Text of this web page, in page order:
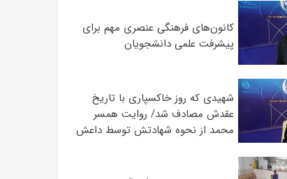
کانون‌های فرهنگی عنصری مهم برای
پیشرفت علمی دانشجویان
شهیدی که روز خاکسپاری با تاریخ
عقدش مصادف شد/ روایت همسر
محمد از نحوه شهادتش توسط داعش